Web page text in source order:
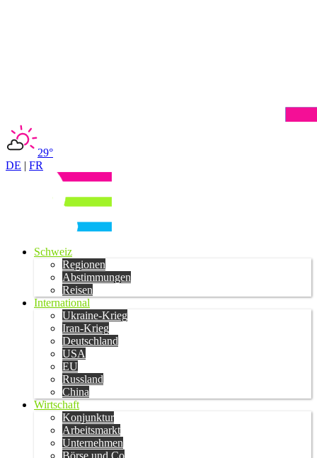
29°
DE | FR
Schweiz
Regionen
Abstimmungen
Reisen
International
Ukraine-Krieg
Iran-Krieg
Deutschland
USA
EU
Russland
China
Wirtschaft
Konjunktur
Arbeitsmarkt
Unternehmen
Börse und Co